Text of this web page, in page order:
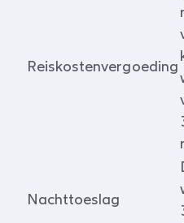
Reiskostenvergoeding
Nachttoeslag